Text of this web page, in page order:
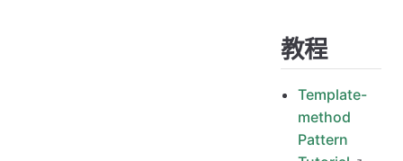
教程
Template-
method
Pattern